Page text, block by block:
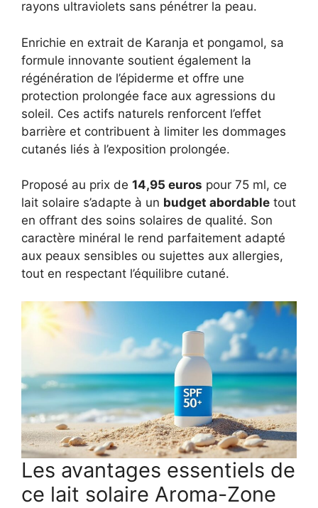
rayons ultraviolets sans pénétrer la peau.
Enrichie en extrait de Karanja et pongamol, sa
formule innovante soutient également la
régénération de l’épiderme et offre une
protection prolongée face aux agressions du
soleil. Ces actifs naturels renforcent l’effet
barrière et contribuent à limiter les dommages
cutanés liés à l’exposition prolongée.
Proposé au prix de 14,95 euros pour 75 ml, ce
lait solaire s’adapte à un budget abordable tout
en offrant des soins solaires de qualité. Son
caractère minéral le rend parfaitement adapté
aux peaux sensibles ou sujettes aux allergies,
tout en respectant l’équilibre cutané.
Les avantages essentiels de
ce lait solaire Aroma-Zone